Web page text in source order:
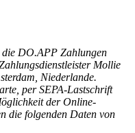
DO.APP Zahlungen
Mollie
Niederlande.
per SEPA-Lastschrift
der Online-
die folgenden Daten von